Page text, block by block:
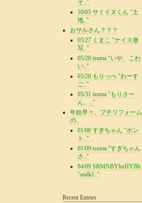
そ.."
10/05 サミイヌくん "土
地.."
おサルさん？？？
05/27 くまこ "ナイス激
写.."
05/28 tsuma "いや、こわ
い.."
05/28 もりっぺ "わーす
ご.."
05/31 tsuma "もりさー
ん、.."
年始早々、プチリフォーム
の..
01/08 すぎちゃん "ホン
ト.."
01/09 tsuma "すぎちゃん
さ.."
04/09 SRMNBYhuHYBh
"aodkJ.."
Recent Entries